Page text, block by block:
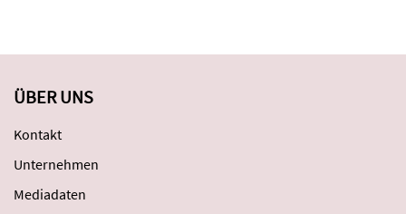
ÜBER UNS
Kontakt
Unternehmen
Mediadaten